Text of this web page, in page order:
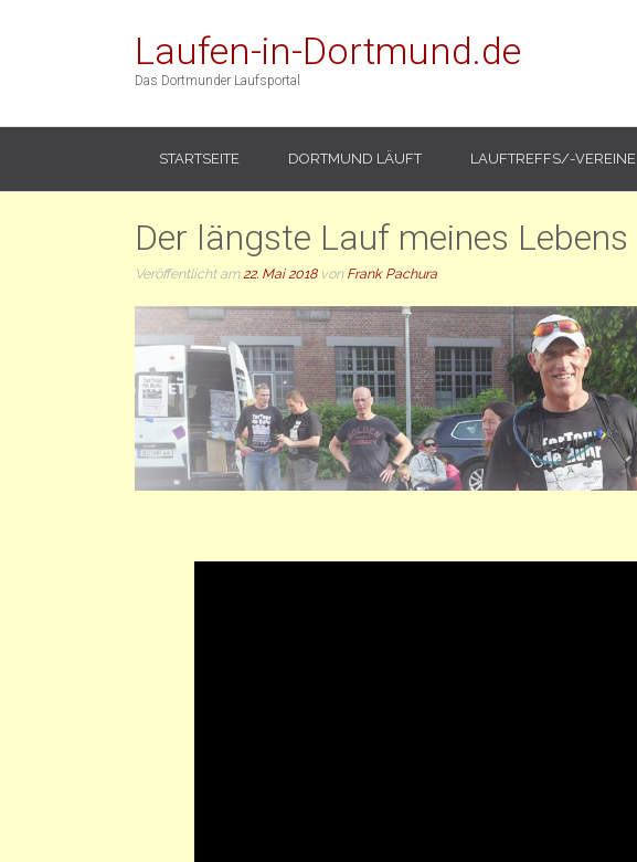
Laufen-in-Dortmund.de
Das Dortmunder Laufsportal
STARTSEITE DORTMUND LÄUFT LAUFTREFFS/-VEREINE
Der längste Lauf meines Lebens
Veröffentlicht am22. Mai 2018von Frank Pachura